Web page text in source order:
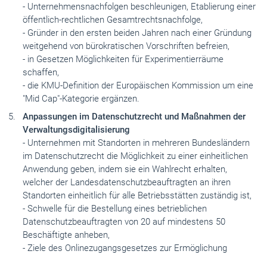
- Unternehmensnachfolgen beschleunigen, Etablierung einer
öffentlich-rechtlichen Gesamtrechtsnachfolge,
- Gründer in den ersten beiden Jahren nach einer Gründung
weitgehend von bürokratischen Vorschriften befreien,
- in Gesetzen Möglichkeiten für Experimentierräume
schaffen,
- die KMU-Definition der Europäischen Kommission um eine
"Mid Cap"-Kategorie ergänzen.
Anpassungen im Datenschutzrecht und Maßnahmen der
Verwaltungsdigitalisierung
- Unternehmen mit Standorten in mehreren Bundesländern
im Datenschutzrecht die Möglichkeit zu einer einheitlichen
Anwendung geben, indem sie ein Wahlrecht erhalten,
welcher der Landesdatenschutzbeauftragten an ihren
Standorten einheitlich für alle Betriebsstätten zuständig ist,
- Schwelle für die Bestellung eines betrieblichen
Datenschutzbeauftragten von 20 auf mindestens 50
Beschäftigte anheben,
- Ziele des Onlinezugangsgesetzes zur Ermöglichung